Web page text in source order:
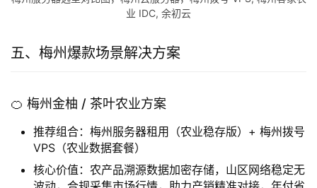
五、梅州爆款场景解决方案
🍊 梅州金柚 / 茶叶农业方案